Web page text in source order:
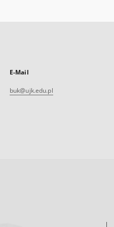
E-Mail
buk@ujk.edu.pl